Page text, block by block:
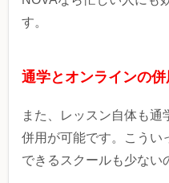
す。
通学とオンラインの
また、レッスン自体も
併用が可能です。こうい
できるスクールも少ない